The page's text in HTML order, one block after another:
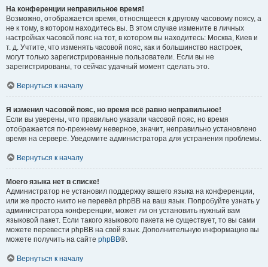
На конференции неправильное время!
Возможно, отображается время, относящееся к другому часовому поясу, а
не к тому, в котором находитесь вы. В этом случае измените в личных
настройках часовой пояс на тот, в котором вы находитесь: Москва, Киев и
т. д. Учтите, что изменять часовой пояс, как и большинство настроек,
могут только зарегистрированные пользователи. Если вы не
зарегистрированы, то сейчас удачный момент сделать это.
Вернуться к началу
Я изменил часовой пояс, но время всё равно неправильное!
Если вы уверены, что правильно указали часовой пояс, но время
отображается по-прежнему неверное, значит, неправильно установлено
время на сервере. Уведомите администратора для устранения проблемы.
Вернуться к началу
Моего языка нет в списке!
Администратор не установил поддержку вашего языка на конференции,
или же просто никто не перевёл phpBB на ваш язык. Попробуйте узнать у
администратора конференции, может ли он установить нужный вам
языковой пакет. Если такого языкового пакета не существует, то вы сами
можете перевести phpBB на свой язык. Дополнительную информацию вы
можете получить на сайте phpBB®.
Вернуться к началу